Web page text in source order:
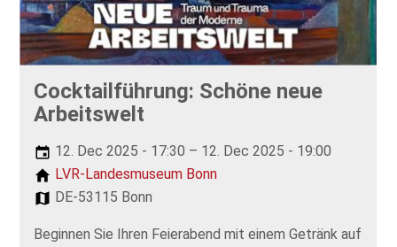
Cocktailführung: Schöne neue
Arbeitswelt
12. Dec 2025 - 17:30 – 12. Dec 2025 - 19:00
LVR-Landesmuseum Bonn
DE-53115 Bonn
Beginnen Sie Ihren Feierabend mit einem Getränk auf